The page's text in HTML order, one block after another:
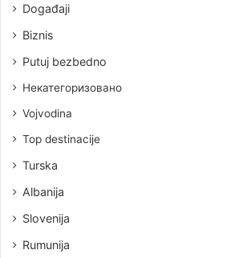
Događaji
Biznis
Putuj bezbedno
Некатегоризовано
Vojvodina
Top destinacije
Turska
Albanija
Slovenija
Rumunija